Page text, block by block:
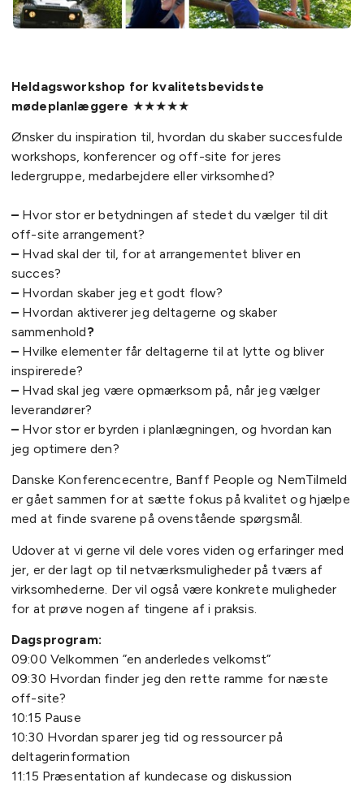
Heldagsworkshop for kvalitetsbevidste
mødeplanlæggere ★★★★★
Ønsker du inspiration til, hvordan du skaber succesfulde
workshops, konferencer og off-site for jeres
ledergruppe, medarbejdere eller virksomhed?
– Hvor stor er betydningen af stedet du vælger til dit
off-site arrangement?
– Hvad skal der til, for at arrangementet bliver en
succes?
– Hvordan skaber jeg et godt flow?
– Hvordan aktiverer jeg deltagerne og skaber
sammenhold?
– Hvilke elementer får deltagerne til at lytte og bliver
inspirerede?
– Hvad skal jeg være opmærksom på, når jeg vælger
leverandører?
– Hvor stor er byrden i planlægningen, og hvordan kan
jeg optimere den?
Danske Konferencecentre, Banff People og NemTilmeld
er gået sammen for at sætte fokus på kvalitet og hjælpe
med at finde svarene på ovenstående spørgsmål.
Udover at vi gerne vil dele vores viden og erfaringer med
jer, er der lagt op til netværksmuligheder på tværs af
virksomhederne. Der vil også være konkrete muligheder
for at prøve nogen af tingene af i praksis.
Dagsprogram:
09:00 Velkommen ”en anderledes velkomst”
09:30 Hvordan finder jeg den rette ramme for næste
off-site?
10:15 Pause
10:30 Hvordan sparer jeg tid og ressourcer på
deltagerinformation
11:15 Præsentation af kundecase og diskussion